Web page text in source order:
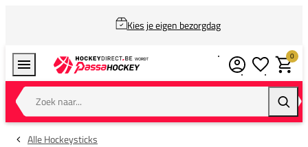
Kies je eigen bezorgdag
Zoek naar...
0
Alle Hockeysticks